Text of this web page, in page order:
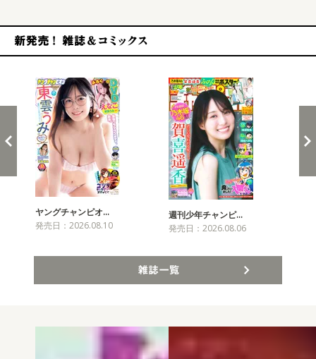
ヤングチャンピオ…
発売日：2026.08.10
週刊少年チャンピ…
発売日：2026.08.06